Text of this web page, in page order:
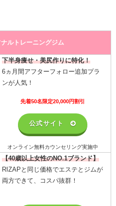
ルトレーニングジム
下半身痩せ・美尻作りに特化！
6ヵ月間アフターフォロー追加プラ
ンが人気！
先着50名限定20,000円割引
公式サイト
オンライン無料カウンセリング実施中
【40歳以上女性のNO.1ブランド】
RIZAPと同じ価格でエステとジムが
両方できて、コスパ抜群！